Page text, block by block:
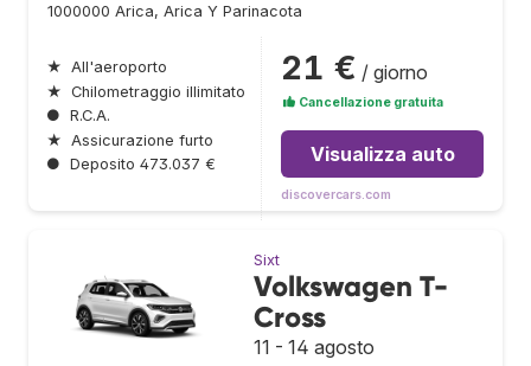
1000000 Arica, Arica Y Parinacota
★ All'aeroporto
★ Chilometraggio illimitato
● R.C.A.
★ Assicurazione furto
● Deposito 473.037 €
21 € / giorno
Cancellazione gratuita
Visualizza auto
discovercars.com
Sixt
Volkswagen T-
Cross
11 - 14 agosto